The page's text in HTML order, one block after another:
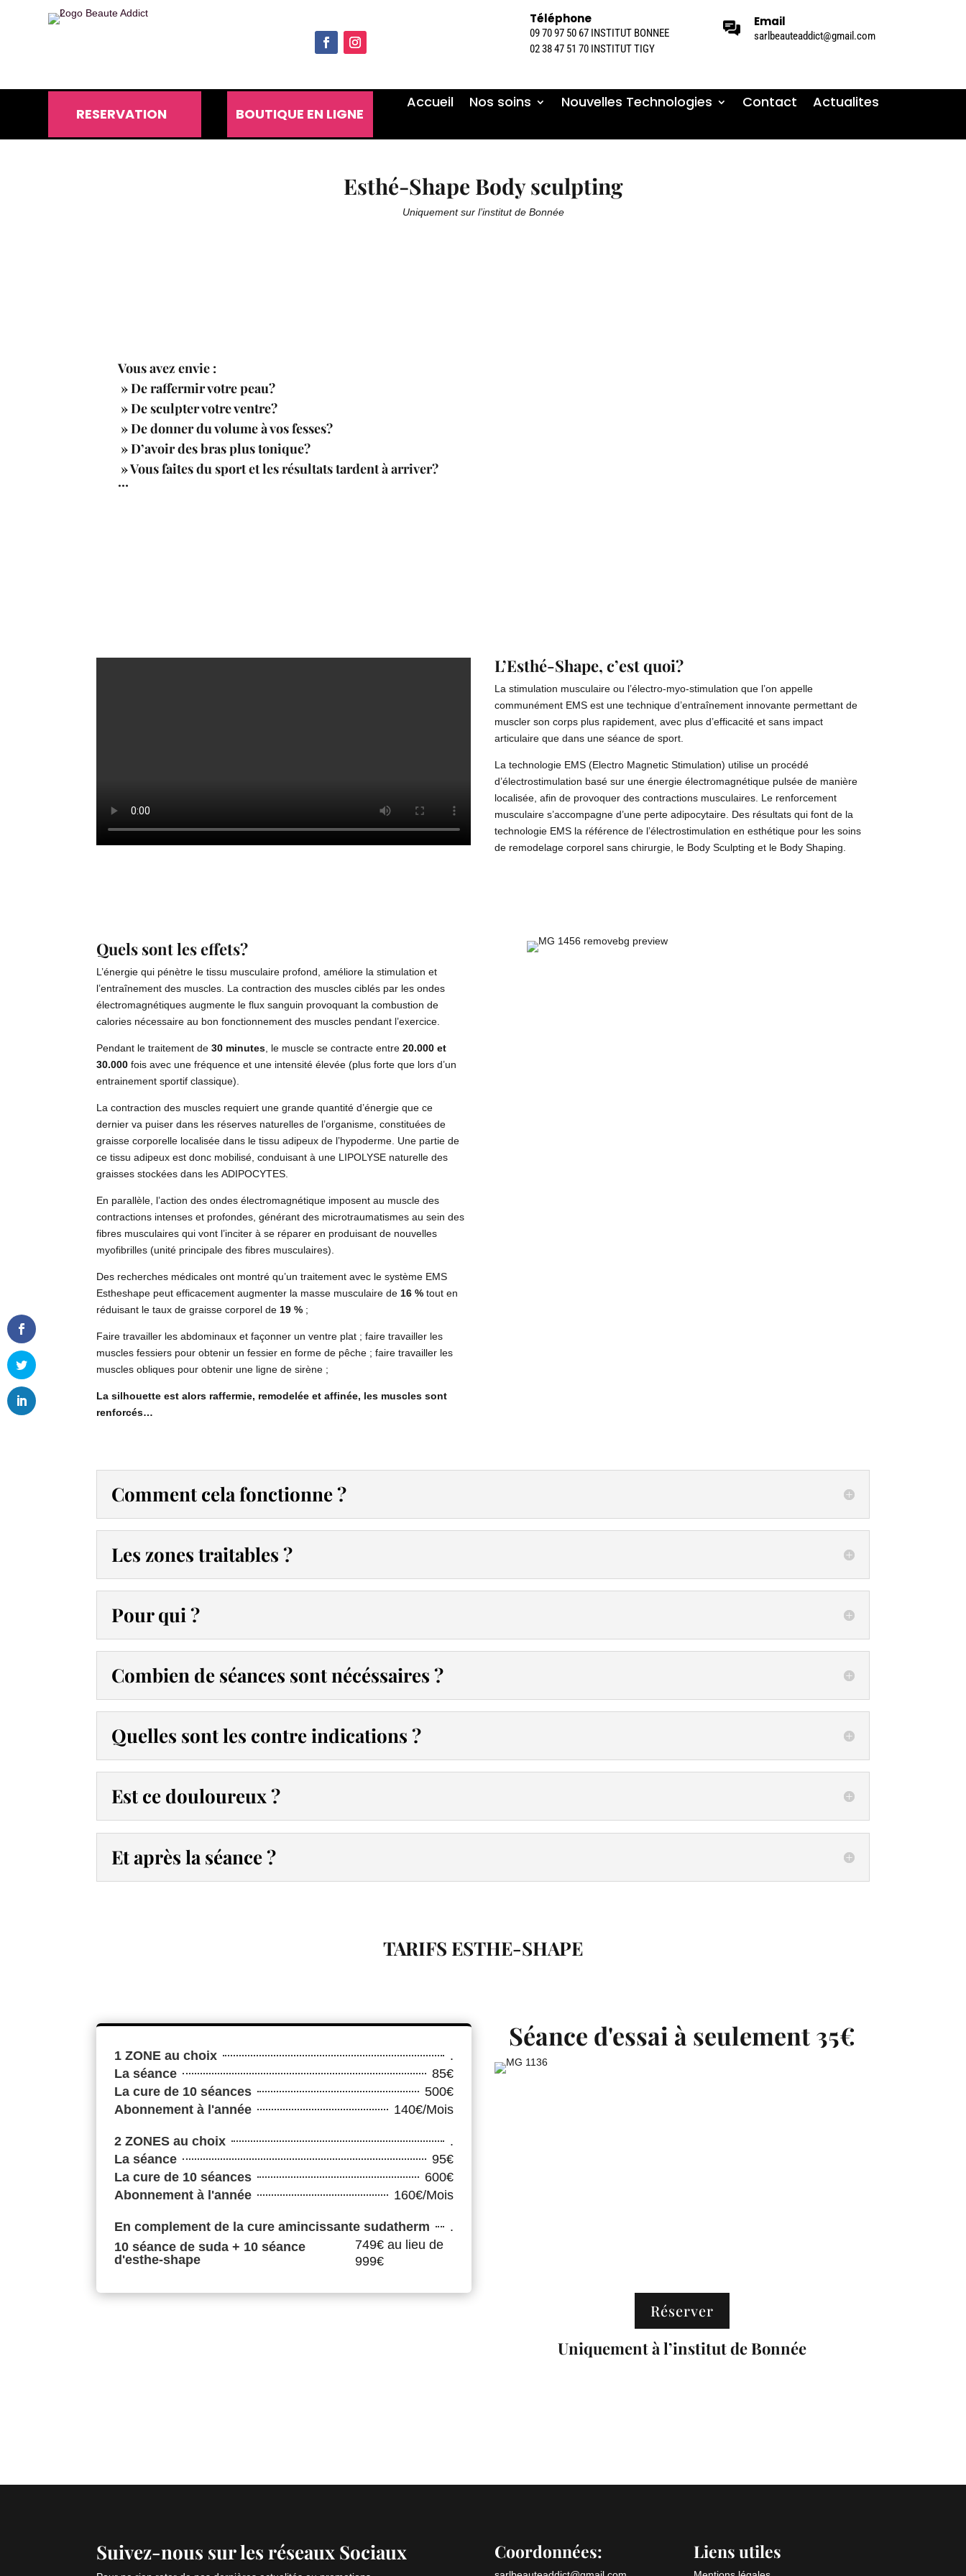
Téléphone
09 70 97 50 67 INSTITUT BONNEE
02 38 47 51 70 INSTITUT TIGY
Email
sarlbeauteaddict@gmail.com
RESERVATION BOUTIQUE EN LIGNE
Accueil Nos soins Nouvelles Technologies Contact Actualites
Esthé-Shape Body sculpting
Uniquement sur l’institut de Bonnée
Vous avez envie :
» De raffermir votre peau?
» De sculpter votre ventre?
» De donner du volume à vos fesses?
» D’avoir des bras plus tonique?
» Vous faites du sport et les résultats tardent à arriver?
…
L’Esthé-Shape, c’est quoi?
La stimulation musculaire ou l’électro-myo-stimulation que l’on appelle
communément EMS est une technique d’entraînement innovante permettant de
muscler son corps plus rapidement, avec plus d’efficacité et sans impact
articulaire que dans une séance de sport.
La technologie EMS (Electro Magnetic Stimulation) utilise un procédé
d’électrostimulation basé sur une énergie électromagnétique pulsée de manière
localisée, afin de provoquer des contractions musculaires. Le renforcement
musculaire s’accompagne d’une perte adipocytaire. Des résultats qui font de la
technologie EMS la référence de l’électrostimulation en esthétique pour les soins
de remodelage corporel sans chirurgie, le Body Sculpting et le Body Shaping.
Quels sont les effets?
L’énergie qui pénètre le tissu musculaire profond, améliore la stimulation et
l’entraînement des muscles. La contraction des muscles ciblés par les ondes
électromagnétiques augmente le flux sanguin provoquant la combustion de
calories nécessaire au bon fonctionnement des muscles pendant l’exercice.
Pendant le traitement de 30 minutes , le muscle se contracte entre 20.000 et
30.000 fois avec une fréquence et une intensité élevée (plus forte que lors d’un
entrainement sportif classique).
La contraction des muscles requiert une grande quantité d’énergie que ce
dernier va puiser dans les réserves naturelles de l’organisme, constituées de
graisse corporelle localisée dans le tissu adipeux de l’hypoderme. Une partie de
ce tissu adipeux est donc mobilisé, conduisant à une LIPOLYSE naturelle des
graisses stockées dans les ADIPOCYTES.
En parallèle, l’action des ondes électromagnétique imposent au muscle des
contractions intenses et profondes, générant des microtraumatismes au sein des
fibres musculaires qui vont l’inciter à se réparer en produisant de nouvelles
myofibrilles (unité principale des fibres musculaires).
Des recherches médicales ont montré qu’un traitement avec le système EMS
Estheshape peut efficacement augmenter la masse musculaire de 16 % tout en
réduisant le taux de graisse corporel de 19 % ;
Faire travailler les abdominaux et façonner un ventre plat ; faire travailler les
muscles fessiers pour obtenir un fessier en forme de pêche ; faire travailler les
muscles obliques pour obtenir une ligne de sirène ;
La silhouette est alors raffermie, remodelée et affinée, les muscles sont
renforcés…
Comment cela fonctionne ?
Les zones traitables ?
Pour qui ?
Combien de séances sont nécéssaires ?
Quelles sont les contre indications ?
Est ce douloureux ?
Et après la séance ?
TARIFS ESTHE-SHAPE
1 ZONE au choix
.
La séance
85€
La cure de 10 séances
500€
Abonnement à l'année
140€/Mois
2 ZONES au choix
.
La séance
95€
La cure de 10 séances
600€
Abonnement à l'année
160€/Mois
En complement de la cure amincissante sudatherm
.
10 séance de suda + 10 séance
d'esthe-shape
749€ au lieu de
999€
Séance d'essai à seulement 35€
Réserver
Uniquement à l’institut de Bonnée
Suivez-nous sur les réseaux Sociaux Coordonnées: Liens utiles